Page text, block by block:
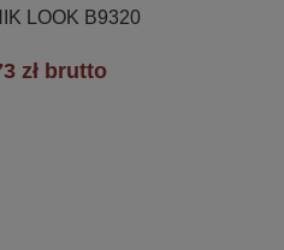
podgląd
LOOK B9320
zł brutto